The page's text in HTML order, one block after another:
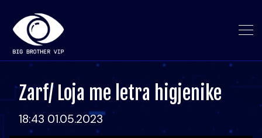
Zarf/ Loja me letra higjenike
18:43 01.05.2023